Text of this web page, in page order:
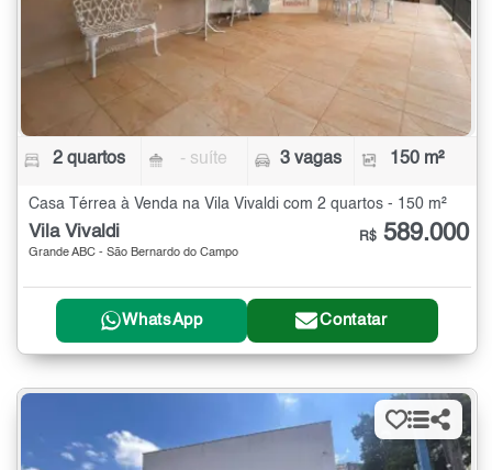
2 quartos - suíte 3 vagas 150 m²
Casa Térrea à Venda na Vila Vivaldi com 2 quartos - 150 m²
Vila Vivaldi
Grande ABC - São Bernardo do Campo
R$ 589.000
WhatsApp Contatar